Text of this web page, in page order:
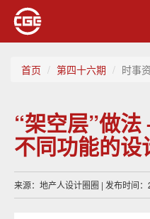
首页 第四十六期 时事
“架空层”做
不同功能的设
来源：地产人设计圈圈 | 发布时间